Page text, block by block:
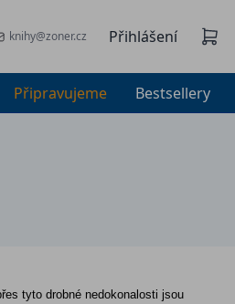
knihy@zoner.cz Přihlášení
Připravujeme Bestsellery
tyto drobné nedokonalosti jsou